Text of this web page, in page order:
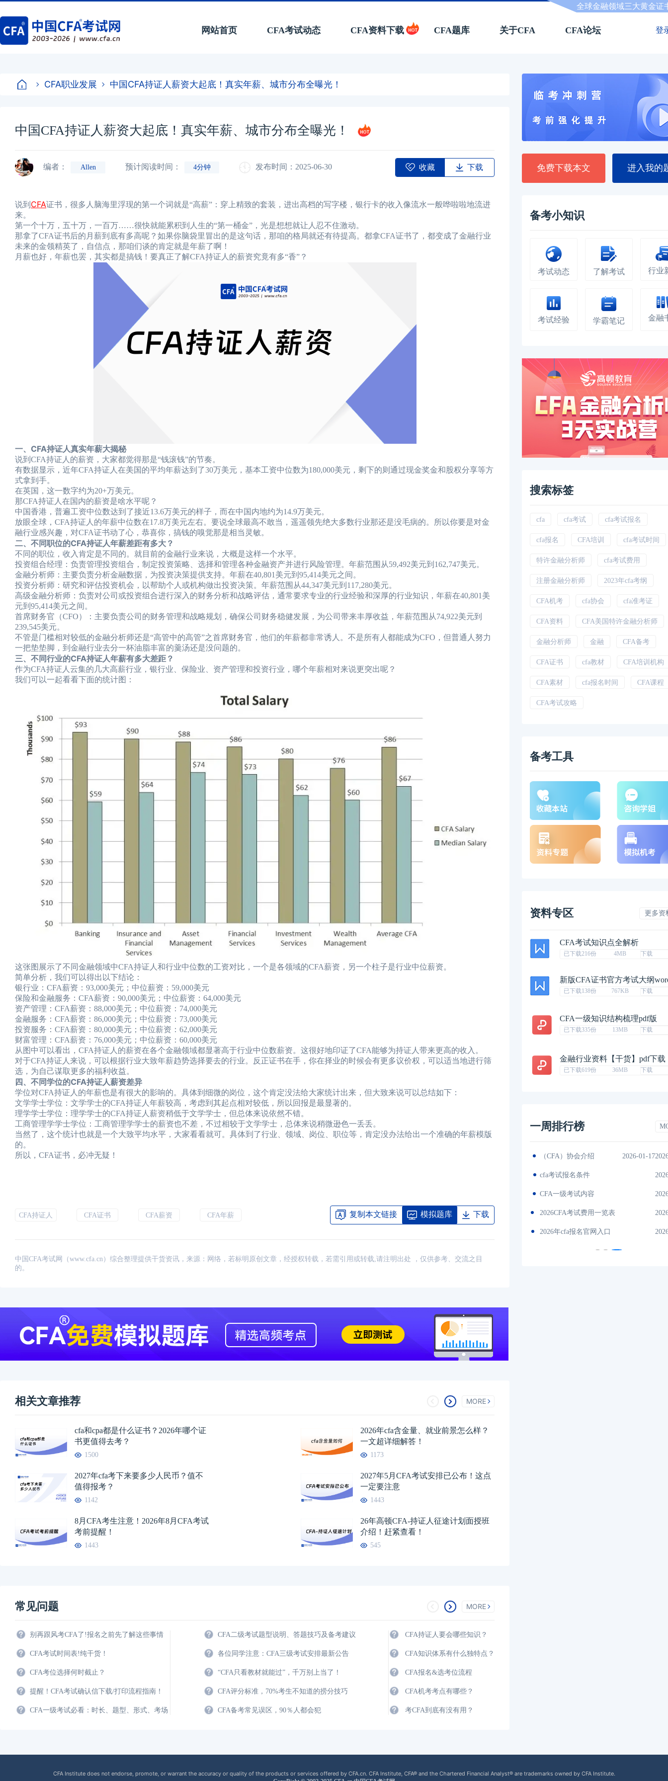
全球金融领域三大黄金证
网站首页 CFA考试动态 CFA资料下载 CFA题库 关于CFA CFA论坛 登
CFA职业发展 中国CFA持证人薪资大起底！真实年薪、城市分布全曝光！
中国CFA持证人薪资大起底！真实年薪、城市分布全曝光！
编者： Allen 预计阅读时间： 4分钟 发布时间：2025-06-30 收藏 下载
说到 CFA证书，很多人脑海里浮现的第一个词就是“高薪”：穿上精致的套装，进出高档的写字楼，银行卡的收入像流水一般哗啦啦地流进
来。
第一个十万，五十万，一百万……很快就能累积到人生的“第一桶金”，光是想想就让人忍不住激动。
那拿了CFA证书后的月薪到底有多高呢？如果你脑袋里冒出的是这句话，那咱的格局就还有待提高。都拿CFA证书了，都变成了金融行业
未来的金领精英了，自信点，那咱们谈的肯定就是年薪了啊！
月薪也好，年薪也罢，其实都是搞钱！要真正了解CFA持证人的薪资究竟有多“香”？
一、CFA持证人真实年薪大揭秘
说到CFA持证人的薪资，大家都觉得那是“钱滚钱”的节奏。
有数据显示，近年CFA持证人在美国的平均年薪达到了30万美元，基本工资中位数为180,000美元，剩下的则通过现金奖金和股权分享等方
式拿到手。
在英国，这一数字约为20+万美元。
那CFA持证人在国内的薪资是啥水平呢？
中国香港，普遍工资中位数达到了接近13.6万美元的样子，而在中国内地约为14.9万美元。
放眼全球，CFA持证人的年薪中位数在17.8万美元左右。要说全球最高不敢当，遥遥领先绝大多数行业那还是没毛病的。所以你要是对金
融行业感兴趣，对CFA证书动了心，恭喜你，搞钱的嗅觉那是相当灵敏。
二、不同职位的CFA持证人年薪差距有多大？
不同的职位，收入肯定是不同的。就目前的金融行业来说，大概是这样一个水平。
投资组合经理：负责管理投资组合，制定投资策略、选择和管理各种金融资产并进行风险管理。年薪范围从59,492美元到162,747美元。
金融分析师：主要负责分析金融数据，为投资决策提供支持。年薪在40,801美元到95,414美元之间。
投资分析师：研究和评估投资机会，以帮助个人或机构做出投资决策。年薪范围从44,347美元到117,280美元。
高级金融分析师：负责对公司或投资组合进行深入的财务分析和战略评估，通常要求专业的行业经验和深厚的行业知识，年薪在40,801美
元到95,414美元之间。
首席财务官（CFO）：主要负责公司的财务管理和战略规划，确保公司财务稳健发展，为公司带来丰厚收益，年薪范围从74,922美元到
239,545美元。
不管是门槛相对较低的金融分析师还是“高管中的高管”之首席财务官，他们的年薪都非常诱人。不是所有人都能成为CFO，但普通人努力
一把垫垫脚，到金融行业去分一杯油脂丰富的羹汤还是没问题的。
三、不同行业的CFA持证人年薪有多大差距？
作为CFA持证人云集的几大高薪行业，银行业、保险业、资产管理和投资行业，哪个年薪相对来说更突出呢？
我们可以一起看看下面的统计图：
这张图展示了不同金融领域中CFA持证人和行业中位数的工资对比，一个是各领域的CFA薪资，另一个柱子是行业中位薪资。
简单分析，我们可以得出以下结论：
银行业：CFA薪资：93,000美元；中位薪资：59,000美元
保险和金融服务：CFA薪资：90,000美元；中位薪资：64,000美元
资产管理：CFA薪资：88,000美元；中位薪资：74,000美元
金融服务：CFA薪资：86,000美元；中位薪资：73,000美元
投资服务：CFA薪资：80,000美元；中位薪资：62,000美元
财富管理：CFA薪资：76,000美元；中位薪资：60,000美元
从图中可以看出，CFA持证人的薪资在各个金融领域都显著高于行业中位数薪资。这很好地印证了CFA能够为持证人带来更高的收入。
对于CFA持证人来说，可以根据行业大致年薪趋势选择要去的行业。反正证书在手，你在择业的时候会有更多议价权，可以适当地进行筛
选，为自己谋取更多的福利收益。
四、不同学位的CFA持证人薪资差异
学位对CFA持证人的年薪也是有很大的影响的。具体到细微的岗位，这个肯定没法给大家统计出来，但大致来说可以总结如下：
文学学士学位：文学学士的CFA持证人年薪较高，考虑到其起点相对较低，所以回报是最显著的。
理学学士学位：理学学士的CFA持证人薪资稍低于文学学士，但总体来说依然不错。
工商管理学学士学位：工商管理学学士的薪资也不差，不过相较于文学学士，总体来说稍微逊色一丢丢。
当然了，这个统计也就是一个大致平均水平，大家看看就可。具体到了行业、领域、岗位、职位等，肯定没办法给出一个准确的年薪模版
的。
所以，CFA证书，必冲无疑！
CFA持证人 CFA证书 CFA薪资 CFA年薪 复制本文链接 模拟题库 下载
中国CFA考试网（www.cfa.cn）综合整理提供干货资讯，来源：网络，若标明原创文章，经授权转载，若需引用或转载,请注明出处 ，仅供参考、交流之目
的。
相关文章推荐 MORE
cfa和cpa都是什么证书？2026年哪个证
书更值得去考？
1500
2026年cfa含金量、就业前景怎么样？
一文超详细解答！
1173
2027年cfa考下来要多少人民币？值不
值得报考？
1142
2027年5月CFA考试安排已公布！这点
一定要注意
1443
8月CFA考生注意！2026年8月CFA考试
考前提醒！
1443
26年高顿CFA-持证人征途计划面授班
介绍！赶紧查看！
545
常见问题 MORE
别再跟风考CFA了!报名之前先了解这些事情
CFA考试时间表!纯干货！
CFA考位选择何时截止？
提醒！CFA考试确认信下载/打印流程指南！
CFA一级考试必看：时长、题型、形式、考场
CFA二级考试题型说明、答题技巧及备考建议
各位同学注意：CFA三级考试安排最新公告
“CFA只看教材就能过”，千万别上当了！
CFA评分标准，70%考生不知道的捞分技巧
CFA备考常见误区，90％人都会犯
CFA持证人要会哪些知识？
CFA知识体系有什么独特点？
CFA报名&选考位流程
CFA机考考点有哪些？
考CFA到底有没有用？
免费下载本文 进入我的
备考小知识
考试动态 了解考试 行业
考试经验 学霸笔记 金融
搜索标签
cfa cfa考试 cfa考试报名
cfa报名 CFA培训 cfa考试时间
特许金融分析师 cfa考试费用
注册金融分析师 2023年cfa考纲
CFA机考 cfa协会 cfa准考证
CFA资料 CFA美国特许金融分析师
金融分析师 金融 CFA备考
CFA证书 cfa教材 CFA培训机构
CFA素材 cfa报名时间 CFA课程
CFA考试攻略
备考工具
资料专区 更多资
CFA考试知识点全解析
已下载216份 4MB 下载
新版CFA证书官方考试大纲
已下载138份 767KB 下载
CFA一级知识结构梳理pdf版
已下载335份 13MB 下载
金融行业资料【干货】pdf下载
已下载619份 36MB 下载
一周排行榜
（CFA）认证考试介绍 2026-01-17 CFA金融计算器使用说明
（CFA）协会介绍 2026-01-
cfa考试报名条件
CFA一级考试内容
2026CFA考试费用一览表
2026年cfa报名官网入口
CFA Institute does not endorse, promote, or warrant the accuracy or quality of the products or services offered by CFA.cn. CFA Institute, CFA® and the Chartered Financial Analyst® are trademarks owned by CFA Institute.